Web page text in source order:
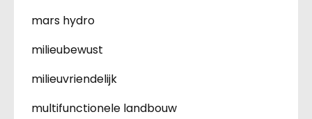
mars hydro
milieubewust
milieuvriendelijk
multifunctionele landbouw